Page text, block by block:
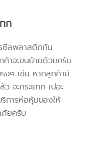
ก
ซีลพลาสติกกัน
าจะขนย้ายด้วยครับ
งๆ เช่น หากลูกค้ามี
จะกระแทก เปอะ
ริการห่อหุ้มของให้
ภัยครับ